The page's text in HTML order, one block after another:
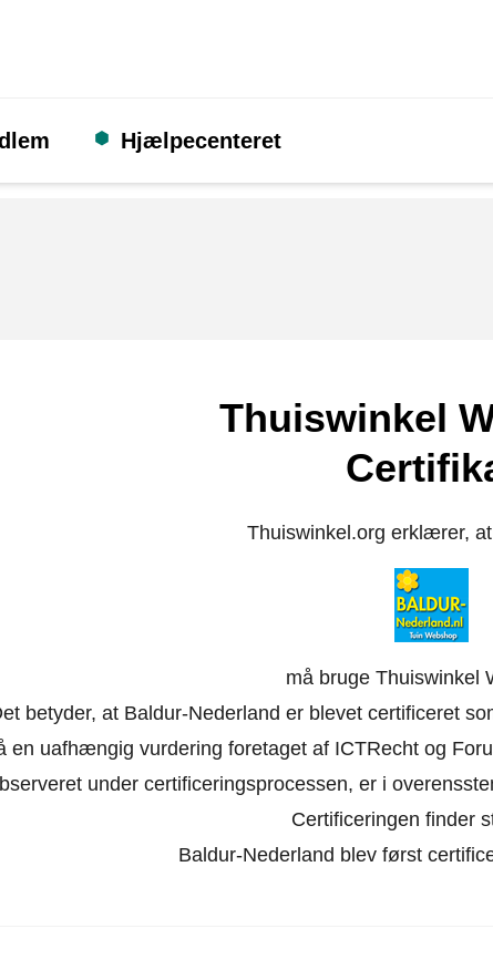
Hjælpecenteret
Thuiswinkel
Thuiswinkel.org erklærer,
må bruge Thuiswinkel
betyder, at Baldur-Nederland er blevet certificeret
en uafhængig vurdering foretaget af ICTRecht og
under certificeringsprocessen, er i
Certificeringen finder
Baldur-Nederland blev først